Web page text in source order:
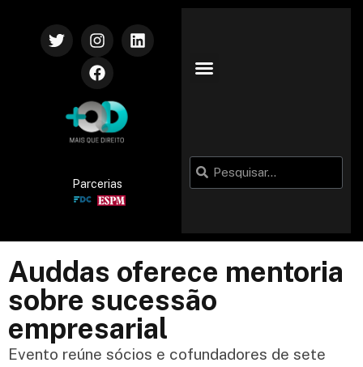
Parcerias
Auddas oferece mentoria
sobre sucessão
empresarial
Evento reúne sócios e cofundadores de sete